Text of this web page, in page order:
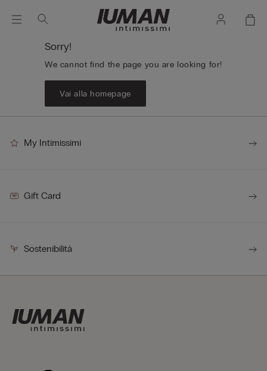
Sorry!
We cannot find the page you are looking for!
Vai alla homepage
My Intimissimi
Gift Card
Sostenibilità